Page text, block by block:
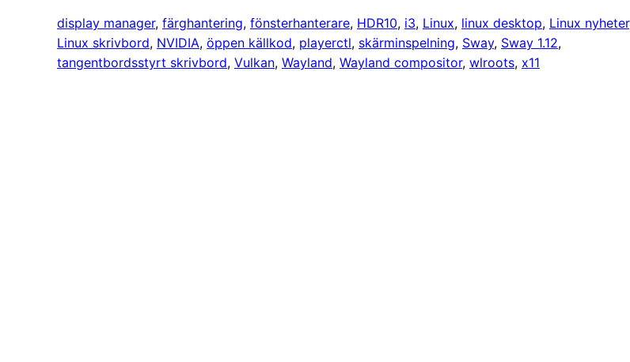
display manager, färghantering, fönsterhanterare, HDR10, i3, Linux, linux desktop, Linux nyheter
Linux skrivbord, NVIDIA, öppen källkod, playerctl, skärminspelning, Sway, Sway 1.12
tangentbordsstyrt skrivbord, Vulkan, Wayland, Wayland compositor, wlroots, x11